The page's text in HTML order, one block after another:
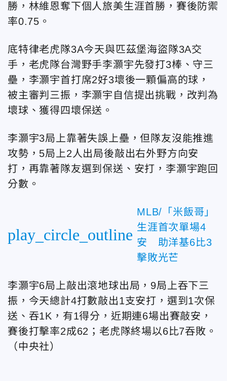
勝，林維恩奪下個人旅美生涯首勝，賽後防禦
率0.75。
底特律老虎隊3A今天與匹茲堡海盜隊3A交
手，老虎隊台灣野手李灝宇先發打3棒、守三
壘，李灝宇首打席2好3壞後一顆偏高的球，
被主審判三振，李灝宇自信提出挑戰，改判為
壞球、獲得四壞保送。
李灝宇3局上靠著失誤上壘，但隊友沒能推進
攻勢，5局上2人出局後敲出右外野方向安
打，再靠著隊友選到保送、安打，李灝宇跑回
分數。
play_circle_outline
MLB/「米飯哥」
生涯首次單場4
安 助洋基6比3
擊敗光芒
李灝宇6局上敲出滾地球出局，9局上吞下三
振，今天總計4打數敲出1支安打，選到1次保
送、吞1K，有1得分，近期連6場出賽敲安，
賽後打擊率2成62；老虎隊終場以6比7吞敗。
（中央社）